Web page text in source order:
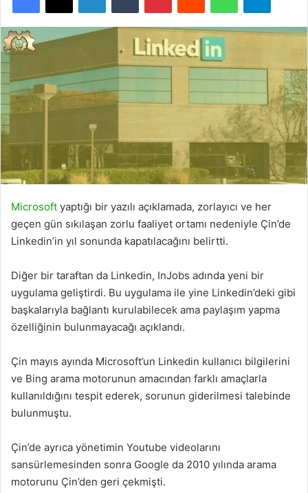
Microsoft yaptığı bir yazılı açıklamada, zorlayıcı ve her
geçen gün sıkılaşan zorlu faaliyet ortamı nedeniyle Çin’de
Linkedin’in yıl sonunda kapatılacağını belirtti.
Diğer bir taraftan da Linkedin, InJobs adında yeni bir
uygulama geliştirdi. Bu uygulama ile yine Linkedin’deki gibi
başkalarıyla bağlantı kurulabilecek ama paylaşım yapma
özelliğinin bulunmayacağı açıklandı.
Çin mayıs ayında Microsoft’un Linkedin kullanıcı bilgilerini
ve Bing arama motorunun amacından farklı amaçlarla
kullanıldığını tespit ederek, sorunun giderilmesi talebinde
bulunmuştu.
Çin’de ayrıca yönetimin Youtube videolarını
sansürlemesinden sonra Google da 2010 yılında arama
motorunu Çin’den geri çekmişti.